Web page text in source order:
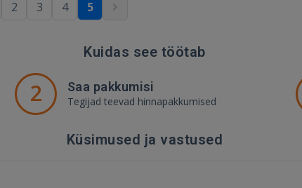
2 3 4 5
Kuidas see töötab
2 Saa pakkumisi
Tegijad teevad hinnapakkumised
Küsimused ja vastused